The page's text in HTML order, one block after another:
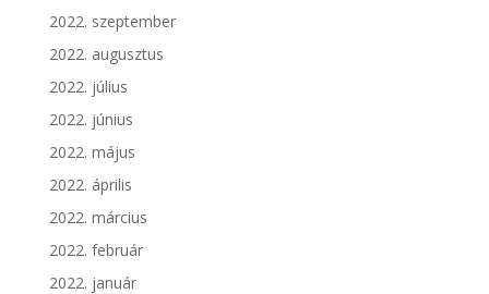
2022. szeptember
2022. augusztus
2022. július
2022. június
2022. május
2022. április
2022. március
2022. február
2022. január